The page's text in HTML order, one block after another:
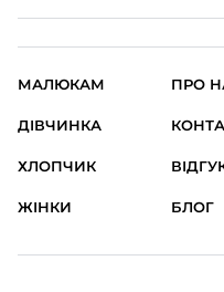
МАЛЮКАМ
ДІВЧИНКА
ХЛОПЧИК
ЖІНКИ
ПРО
БЛОГ